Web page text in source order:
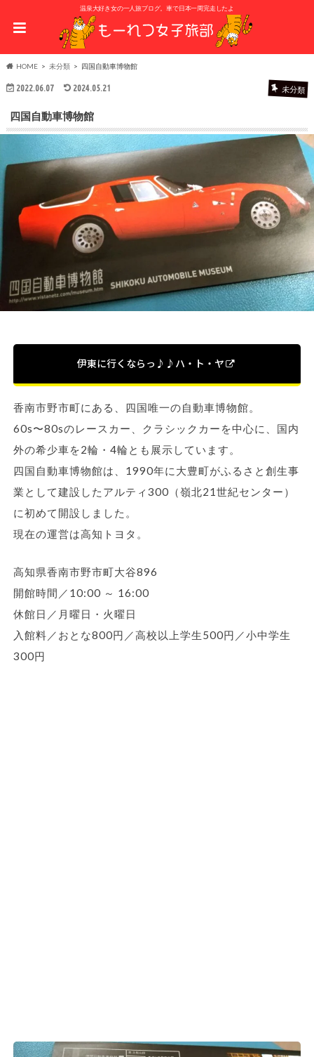
温泉大好き女の一人旅ブログ。車で日本一周完走したよ
HOME 未分類 四国自動車博物館
2022.06.07 2024.05.21 未分類
四国自動車博物館
伊東に行くならっ♪♪ハ・ト・ヤ
香南市野市町にある、四国唯一の自動車博物館。
60s〜80sのレースカー、クラシックカーを中心に、国内
外の希少車を2輪・4輪とも展示しています。
四国自動車博物館は、1990年に大豊町がふるさと創生事
業として建設したアルティ300（嶺北21世紀センター）
に初めて開設しました。
現在の運営は高知トヨタ。
高知県香南市野市町大谷896
開館時間／10:00 ～ 16:00
休館日／月曜日・火曜日
入館料／おとな800円／高校以上学生500円／小中学生
300円